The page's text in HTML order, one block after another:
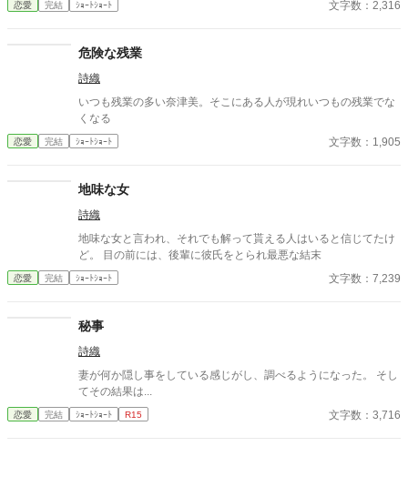
恋愛 完結 ｼｮｰﾄｼｮｰﾄ 文字数：2,316
危険な残業
詩織
いつも残業の多い奈津美。そこにある人が現れいつもの残業でな
くなる
恋愛 完結 ｼｮｰﾄｼｮｰﾄ 文字数：1,905
地味な女
詩織
地味な女と言われ、それでも解って貰える人はいると信じてたけ
ど。 目の前には、後輩に彼氏をとられ最悪な結末
恋愛 完結 ｼｮｰﾄｼｮｰﾄ 文字数：7,239
秘事
詩織
妻が何か隠し事をしている感じがし、調べるようになった。 そし
てその結果は...
恋愛 完結 ｼｮｰﾄｼｮｰﾄ R15 文字数：3,716